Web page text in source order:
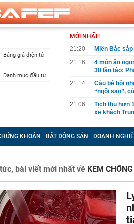
Bảng giá điện tử
Danh mục đầu tư
MỚI NHẤT!
21:20
Miền Bắc
21:16
4 món ăn
38 lần táo:
21:14
Cậu bé hồi
“ngôi sao”,
21:06
Tịch thu hơn
xe khách
21:05
Su-57 ẩn
vãng
20:52
Cô gái vô
20:45
Một 'vua pin'
2028, phục
20:45
Tờ báo năm
xinh: Ngoài
20:44
Bắt Lê
KHOÁN BẤT ĐỘNG SẢN DOANH
bài viết mới nhất về KEM